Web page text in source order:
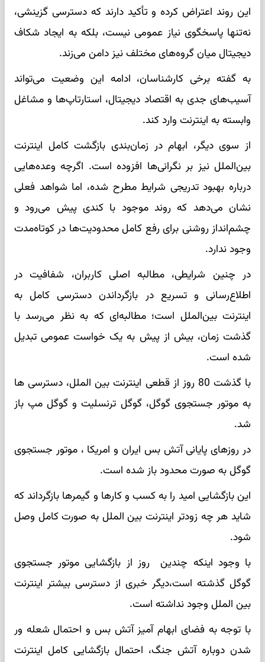
این روند اعتراض کرده و تأکید دارند که دسترسی گزینشی،
نه‌تنها پاسخگوی نیاز عمومی نیست، بلکه به ایجاد شکاف
دیجیتال میان گروه‌های مختلف نیز دامن می‌زند.
به گفته برخی کارشناسان، ادامه این وضعیت می‌تواند
آسیب‌های جدی به اقتصاد دیجیتال، استارتاپ‌ها و مشاغل
وابسته به اینترنت وارد کند.
از سوی دیگر، ابهام در زمان‌بندی بازگشت کامل اینترنت
بین‌الملل نیز بر نگرانی‌ها افزوده است. اگرچه وعده‌هایی
درباره بهبود تدریجی شرایط مطرح شده، اما شواهد فعلی
نشان می‌دهد که روند موجود با کندی پیش می‌رود و
چشم‌انداز روشنی برای رفع کامل محدودیت‌ها در کوتاه‌مدت
وجود ندارد.
در چنین شرایطی، مطالبه اصلی کاربران، شفافیت در
اطلاع‌رسانی و تسریع در بازگرداندن دسترسی کامل به
اینترنت بین‌الملل است؛ مطالبه‌ای که به نظر می‌رسد با
گذشت زمان، بیش از پیش به یک خواست عمومی تبدیل
شده است.
با گذشت 80 روز از قطعی اینترنت بین الملل، دسترسی ها
به موتور جستجوی گوگل، گوگل ترنسلیت و گوگل مپ باز
شد.
در روزهای پایانی آتش بس ایران و امریکا ، موتور جستجوی
گوگل به صورت محدود باز شده است.
این بازگشایی امید را به کسب و کارها و گیمرها بازگرداند که
شاید هر چه زودتر اینترنت بین الملل به صورت کامل وصل
شود.
با وجود اینکه چندین روز از بازگشایی موتور جستجوی
گوگل گذشته است،‌دیگر خبری از دسترسی بیشتر اینترنت
بین الملل وجود نداشته است.
با توجه به فضای ابهام آمیز آتش بس و احتمال شعله ور
شدن دوباره آتش جنگ، احتمال بازگشایی کامل اینترنت